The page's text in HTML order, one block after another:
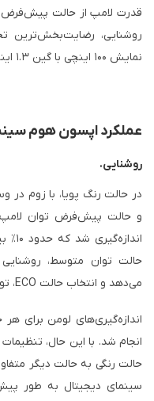
قدرت لامپ از حالت پیش‌فرض
روشنایی،
نمایش ۱۰۰ اینچی با گین ۱.۳ اینچی ارائه می‌دهد.
عملکرد اپسون هوم سینما
روشنایی.
در حالت رنگ پویا، با زوم در
می‌دهد و انتخاب حالت ECO، توان را تقریباً ۳۵٪ کاهش می‌دهد.
انجام شد. با این حال،
حالت رنگی به حالت دیگر
سینمای دیجیتال به طور